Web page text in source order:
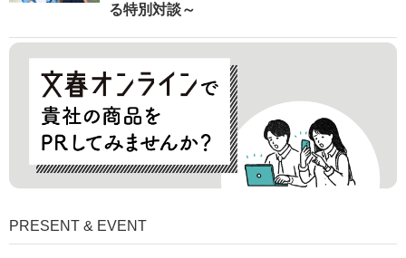
る特別対談～
PRESENT & EVENT